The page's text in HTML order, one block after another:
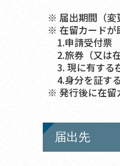
※ 届出期間（変
※ 在留カードが
1.申請受付票
2.旅券（又は在
3. 現に有する
4.身分を証す
※ 発行後に在留
届出先